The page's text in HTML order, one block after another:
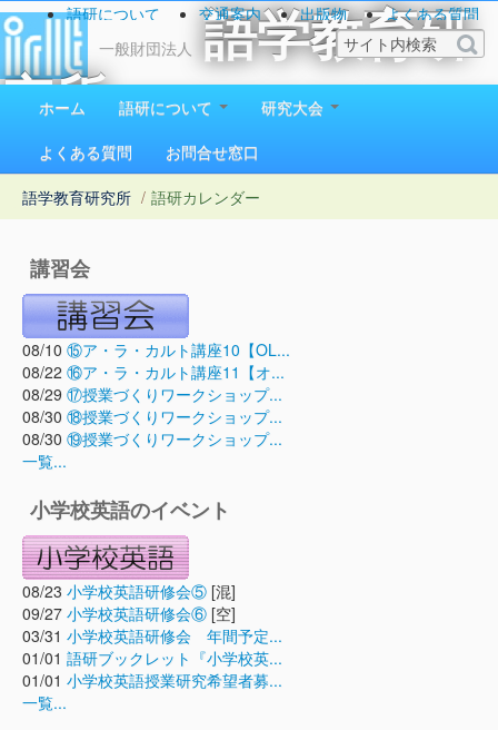
一般財団法人
語学教育研
究所
1923（大正12）年創立
語研について 交通案内 出版物
よくある質問
お問い合わせ
ホーム 語研について
研究大会
よくある質問
お問合せ窓口
語学教育研究所 / 語研カレンダー
講習会
08/10 ⑮ア・ラ・カルト講座10【OL...
08/22 ⑯ア・ラ・カルト講座11【オ...
08/29 ⑰授業づくりワークショップ...
08/30 ⑱授業づくりワークショップ...
08/30 ⑲授業づくりワークショップ...
一覧...
小学校英語のイベント
08/23 小学校英語研修会⑤ [混]
09/27 小学校英語研修会⑥ [空]
03/31 小学校英語研修会 年間予定...
01/01 語研ブックレット『小学校英...
01/01 小学校英語授業研究希望者募...
一覧...